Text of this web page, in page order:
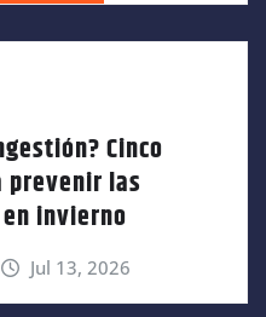
Cinco
prevenir las
invierno
Jul 13, 2026